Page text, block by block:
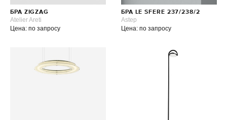
БРА ZIGZAG
Atelier Areti
Цена: по запросу
БРА LE SFERE 237/238/2
Astep
Цена: по запросу